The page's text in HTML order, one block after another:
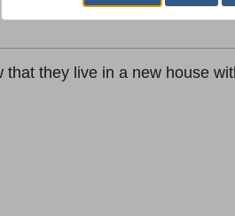
they live in a new house